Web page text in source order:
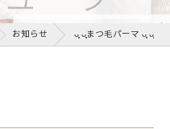
お知らせ ︎ ᴗ͈ ᴗ͈まつ毛パーマ ᴗ͈ ᴗ͈